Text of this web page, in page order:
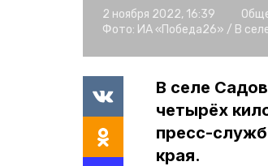
2 ноября 2022, 16:39
Фото: ИА «Победа26» / В
В селе
четырёх
пресс-
края.